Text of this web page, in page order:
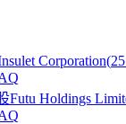
Corporation(
Futu Holdings